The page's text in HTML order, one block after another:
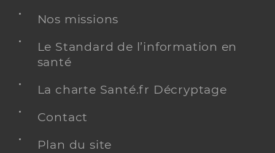
Nos missions
Le Standard de l’information en
santé
La charte Santé.fr Décryptage
Contact
Plan du site